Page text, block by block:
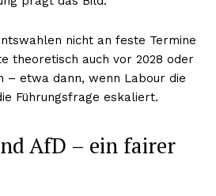
nicht an feste Termine
theoretisch auch vor 2028 oder
– etwa dann, wenn Labour die
Führungsfrage eskaliert.
AfD – ein fairer